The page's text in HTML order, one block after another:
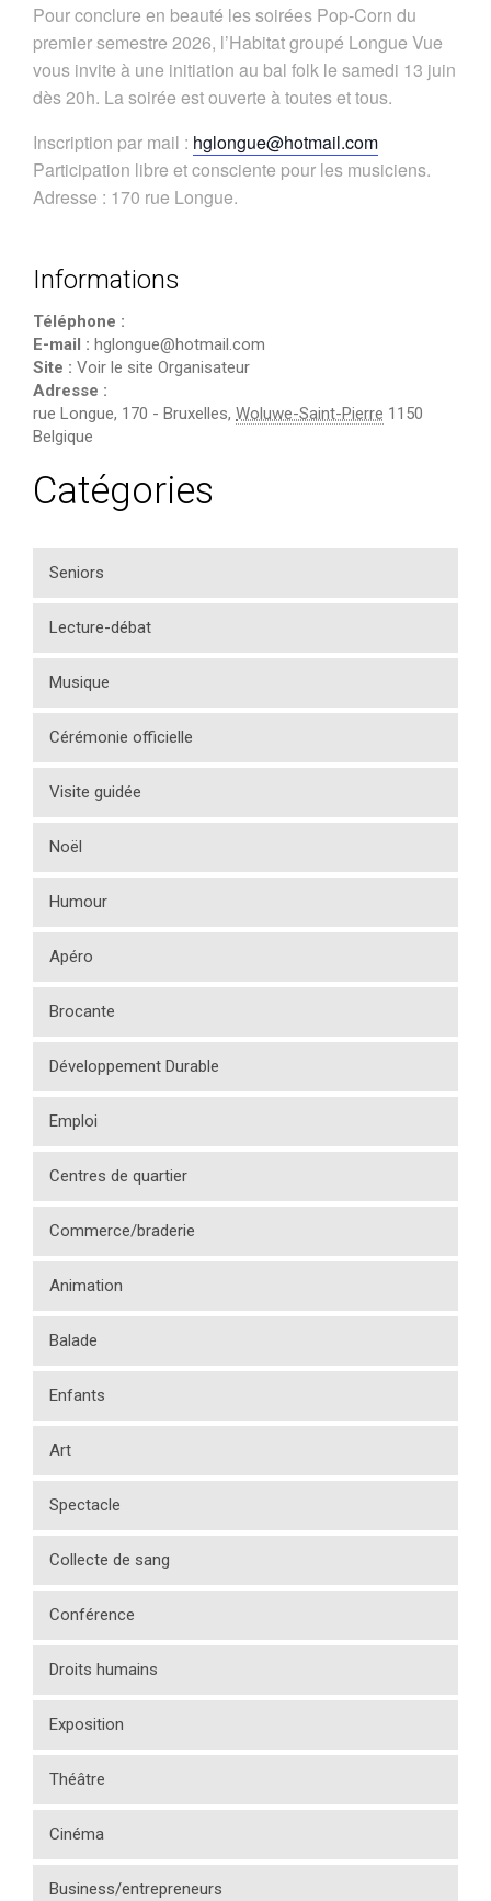
Pour conclure en beauté les soirées Pop-Corn du
premier semestre 2026, l’Habitat groupé Longue Vue
vous invite à une initiation au bal folk le samedi 13 juin
dès 20h. La soirée est ouverte à toutes et tous.
Inscription par mail : hglongue@hotmail.com
Participation libre et consciente pour les musiciens.
Adresse : 170 rue Longue.
Informations
Téléphone :
E-mail : hglongue@hotmail.com
Site : Voir le site Organisateur
Adresse :
rue Longue, 170 - Bruxelles, Woluwe-Saint-Pierre 1150
Belgique
Catégories
Seniors
Lecture-débat
Musique
Cérémonie officielle
Visite guidée
Noël
Humour
Apéro
Brocante
Développement Durable
Emploi
Centres de quartier
Commerce/braderie
Animation
Balade
Enfants
Art
Spectacle
Collecte de sang
Conférence
Droits humains
Exposition
Théâtre
Cinéma
Business/entrepreneurs